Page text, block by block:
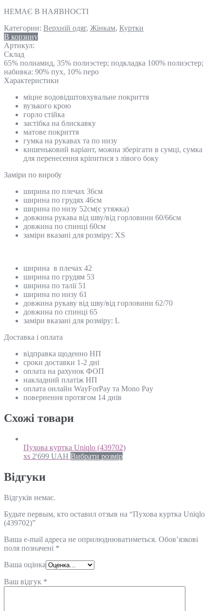
НЕМАЄ В НАЯВНОСТІ
Категории: Верхній одяг, Жінкам, Куртки
В корзину
Артикул:
Склад
65% полиамид, 35% полиэстер; подкладка 100% полиэстер;
набивка: 90% пух, 10% перо
Характеристики
міцне водовідштовхувальне покриття
вузького крою
горло стійка
застібка на блискавку
матове покриття
гумка на рукавах та по низу
кишеньковий варіант, можна зберігати в сумці, сумка
для перенесення кріпитися з лівого боку
Замiри по виробу
ширина по плечах 36см
ширина по грудях 46см
ширина по низу 52см(є утяжка)
довжина рукава від шву/від горловини 60/66см
довжина по спинці 60см
заміри вказані для розміру: ХS
ширина в плечах 42
ширина по грудям 53
ширина по талії 51
ширина по низу 61
довжина рукаву від шву/від горловини 62/70
довжина по спинці 65
заміри вказані для розміру: L
Доставка і оплата
відправка щоденно НП
сроки доставки 1-2 дні
оплата на рахунок ФОП
накладний платіж НП
оплата онлайн WayForPay та Mono Pay
повернення протягом 14 днів
Схожi товари
Пухова куртка Uniqlo (439702)
xs 2'699 UAH Вибрати розмір
Відгуки
Відгуків немає.
Будьте первым, кто оставил отзыв на “Пухова куртка Uniqlo
(439702)”
Ваша e-mail адреса не оприлюднюватиметься. Обов’язкові
поля позначені *
Ваша оцінка
Ваш відгук *